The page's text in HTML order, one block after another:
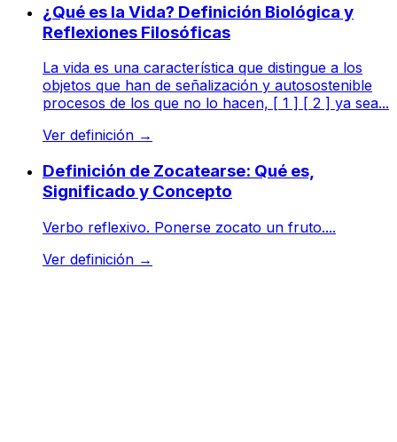
¿Qué es la Vida? Definición Biológica y
Reflexiones Filosóficas
La vida es una característica que distingue a los
objetos que han de señalización y autosostenible
procesos de los que no lo hacen, [ 1 ] [ 2 ] ya sea...
Ver definición →
Definición de Zocatearse: Qué es,
Significado y Concepto
Verbo reflexivo. Ponerse zocato un fruto....
Ver definición →